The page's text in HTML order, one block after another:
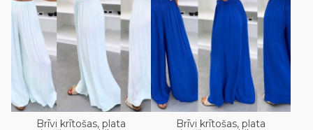
Brīvi krītošas, plata Brīvi krītošas, plata